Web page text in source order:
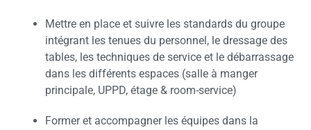
Mettre en place et suivre les standards du groupe
intégrant les tenues du personnel, le dressage des
tables, les techniques de service et le débarrassage
dans les différents espaces (salle à manger
principale, UPPD, étage & room-service)
Former et accompagner les équipes dans la